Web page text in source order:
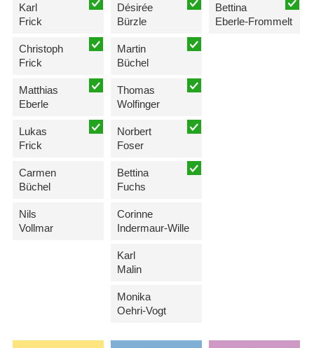
Karl
Frick
Christoph
Frick
Matthias
Eberle
Lukas
Frick
Carmen
Büchel
Nils
Vollmar
Désirée
Bürzle
Martin
Büchel
Thomas
Wolfinger
Norbert
Foser
Bettina
Fuchs
Corinne
Indermaur-Wille
Karl
Malin
Monika
Oehri-Vogt
Bettina
Eberle-Frommelt